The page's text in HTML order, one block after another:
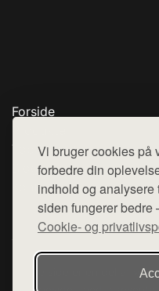
Vi bruger cookies på
forbedre din
indhold og analysere
siden fungerer bedre
Cookie- og
Forside
Top Rabatter
Blog
Kontakt
Denne side er en del af